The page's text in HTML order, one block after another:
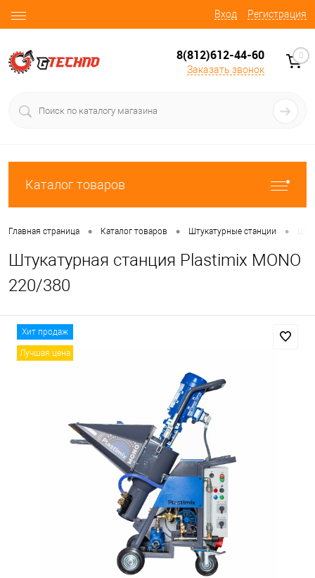
Вход Регистрация
8(812)612-44-60
Заказать звонок
0
Каталог товаров
Главная страница • Каталог товаров • Штукатурные станции •
Штукатурная станция Plastimix MONO
220/380
Хит продаж
Лучшая цена